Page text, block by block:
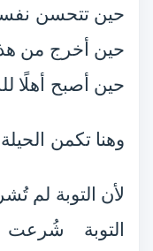
حين تتحسن
حين أخرج من
حين أصبح أهلًا
وهنا تكمن
لأن التوبة لم
التوبة شُرعت